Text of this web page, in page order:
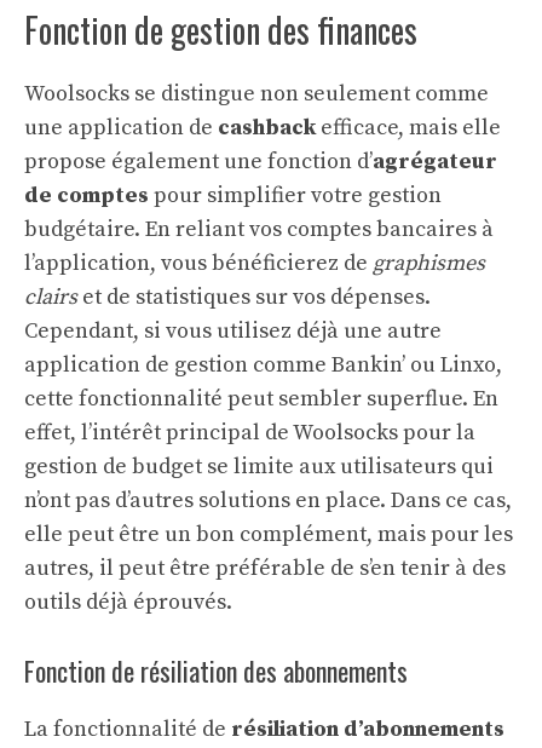
Fonction de gestion des finances
Woolsocks se distingue non seulement comme
une application de cashbackefficace, mais elle
propose également une fonction d’agrégateur
de comptes pour simplifier votre gestion
budgétaire. En reliant vos comptes bancaires à
l’application, vous bénéficierez de graphismes
clairset de statistiques sur vos dépenses.
Cependant, si vous utilisez déjà une autre
application de gestion comme Bankin’ ou Linxo,
cette fonctionnalité peut sembler superflue. En
effet, l’intérêt principal de Woolsocks pour la
gestion de budget se limite aux utilisateurs qui
n’ont pas d’autres solutions en place. Dans ce cas,
elle peut être un bon complément, mais pour les
autres, il peut être préférable de s’en tenir à des
outils déjà éprouvés.
Fonction de résiliation des abonnements
La fonctionnalité de résiliation d’abonnements